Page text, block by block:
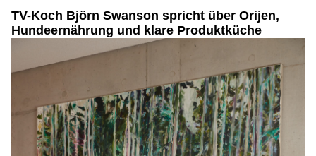
TV-Koch Björn Swanson spricht über Orijen,
Hundeernährung und klare Produktküche